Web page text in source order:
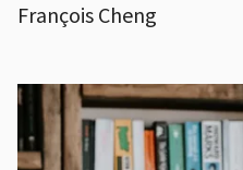
François Cheng